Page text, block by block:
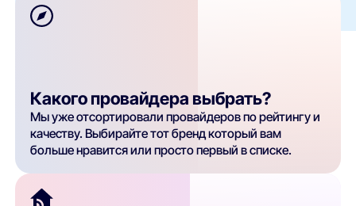
Какого провайдера выбрать?
Мы уже отсортировали провайдеров по рейтингу и
качеству. Выбирайте тот бренд который вам
больше нравится или просто первый в списке.